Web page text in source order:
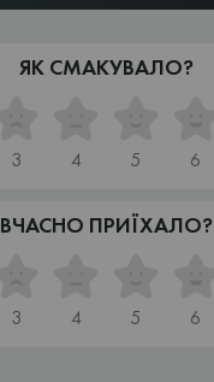
ЯК СМАКУВАЛО?
3 4 5 6
ВЧАСНО ПРИЇХАЛО?
3 4 5 6